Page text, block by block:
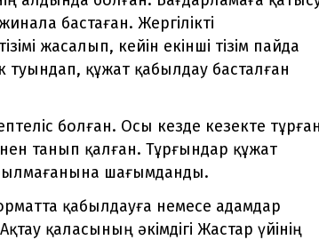
бастаған. Жергілікті
жасалып, кейін екінші тізім пайда
туындап, құжат қабылдау басталған
болған. Осы кезде кезекте тұрған
танып қалған. Тұрғындар құжат
шағымданды.
қабылдауға немесе адамдар
қаласының әкімдігі Жастар үйінің